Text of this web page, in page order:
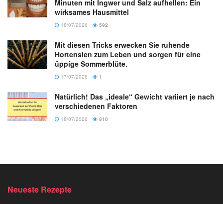
Minuten mit Ingwer und Salz aufhellen: Ein
wirksames Hausmittel
18/07/2026 592
Mit diesen Tricks erwecken Sie ruhende
Hortensien zum Leben und sorgen für eine
üppige Sommerblüte.
17/07/2026 1
Natürlich! Das „ideale“ Gewicht variiert je nach
verschiedenen Faktoren
18/07/2026 810
Neueste Rezepte